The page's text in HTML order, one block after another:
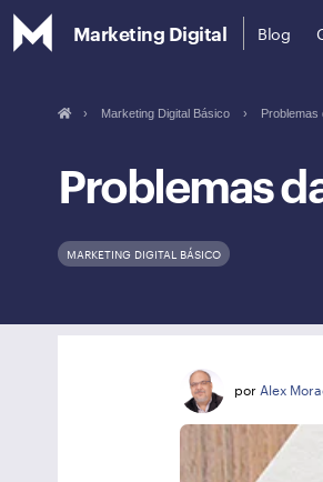
Marketing Digital Blog
› Marketing Digital Básico › Problemas
Problemas
MARKETING DIGITAL BÁSICO
por Alex